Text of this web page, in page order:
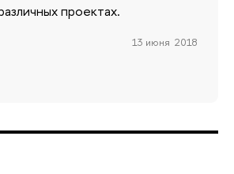
проектах.
13 июня 2018